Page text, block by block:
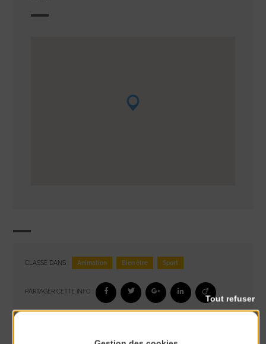
CLASSÉ DANS : Animation Bien être Sport
PARTAGER CETTE INFO :
Tout refuser